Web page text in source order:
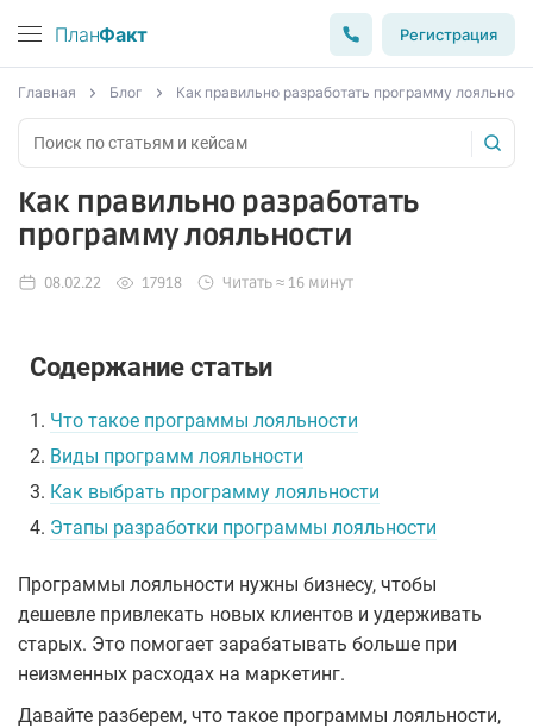
ПланФакт Регистрация
Главная Блог Как правильно разработать программу
Как правильно разработать
программу лояльности
08.02.22 17918 Читать ≈ 16 минут
Содержание статьи
1. Что такое программы лояльности
2. Виды программ лояльности
3. Как выбрать программу лояльности
4. Этапы разработки программы лояльности
Программы лояльности нужны бизнесу, чтобы
дешевле привлекать новых клиентов и удерживать
старых. Это помогает зарабатывать больше при
неизменных расходах на маркетинг.
Давайте разберем, что такое программы лояльности,